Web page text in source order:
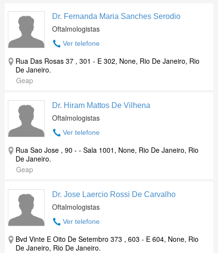
Dr. Fernanda Maria Sanches Serodio
Oftalmologistas
Ver telefone
Rua Das Rosas 37 , 301 - E 302, None, Rio De Janeiro, Rio
De Janeiro.
Geap
Dr. Hiram Mattos De Vilhena
Oftalmologistas
Ver telefone
Rua Sao Jose , 90 - - Sala 1001, None, Rio De Janeiro, Rio
De Janeiro.
Geap
Dr. Jose Laercio Rossi De Carvalho
Oftalmologistas
Ver telefone
Bvd Vinte E Oito De Setembro 373 , 603 - E 604, None, Rio
De Janeiro, Rio De Janeiro.